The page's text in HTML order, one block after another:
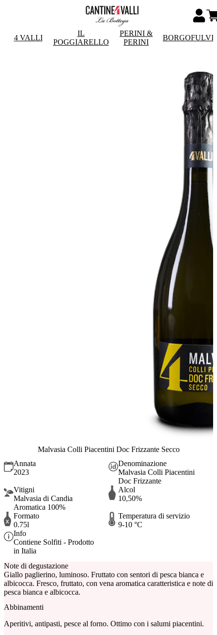
4 VALLI
IL
POGGIARELLO
PERINI &
PERINI
Malvasia Colli Piacentini Doc Frizzante Secco
Annata
2023
Denominazione
Malvasia Colli Piacentini
Doc Frizzante
Vitigni
Malvasia di Candia
Aromatica 100%
Alcol
10,50%
Formato
0.75l
Temperatura di servizio
9-10 °C
Info
Contiene Solfiti - Prodotto
in Italia
Note di degustazione
Giallo paglierino, luminoso. Fruttato con sentori di pesca bianca e
albicocca. Fresco, fruttato, con vena aromatica caratteristica e note di
pesca bianca e albicocca.
Abbinamenti
Aperitivi, antipasti, pesce al forno. Ottimo con i salumi piacentini.